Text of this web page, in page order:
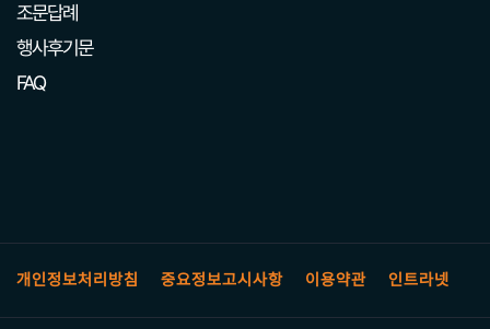
조문답례
행사후기문
FAQ
개인정보처리방침 중요정보고시사항 이용약관 인트라넷